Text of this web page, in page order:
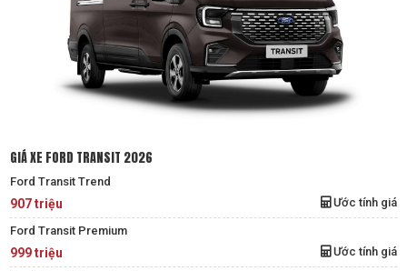
GIÁ XE FORD TRANSIT 2026
Ford Transit Trend
907 triệu Ước tính giá
Ford Transit Premium
999 triệu Ước tính giá